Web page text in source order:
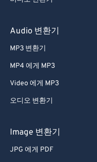
Audio 변환기
MP3 변환기
MP4 에게 MP3
Video 에게 MP3
오디오 변환기
Image 변환기
JPG 에게 PDF